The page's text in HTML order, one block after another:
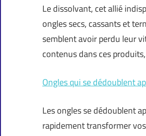
Le dissolvant, cet allié
ongles secs, cassants et
semblent avoir perdu leur
contenus dans ces
Ongles qui se dédoublent
Les ongles se dédoublent
rapidement transformer